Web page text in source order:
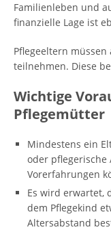
Familienleben und
finanzielle Lage ist
Pflegeeltern
teilnehmen. Diese
Wichtige
Pflegemütter
Mindestens ein
oder
Vorerfahrungen
Es wird erwartet,
dem Pflegekind
Altersabstand